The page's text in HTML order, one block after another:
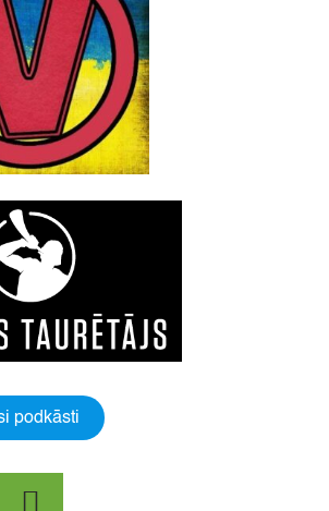
podkāsti